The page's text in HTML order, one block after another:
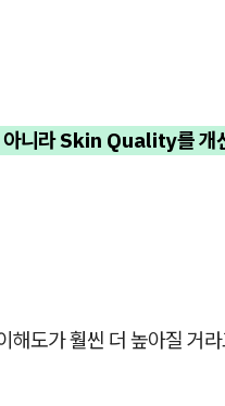
아니라 Skin Quality를 개
해도가 훨씬 더 높아질 거